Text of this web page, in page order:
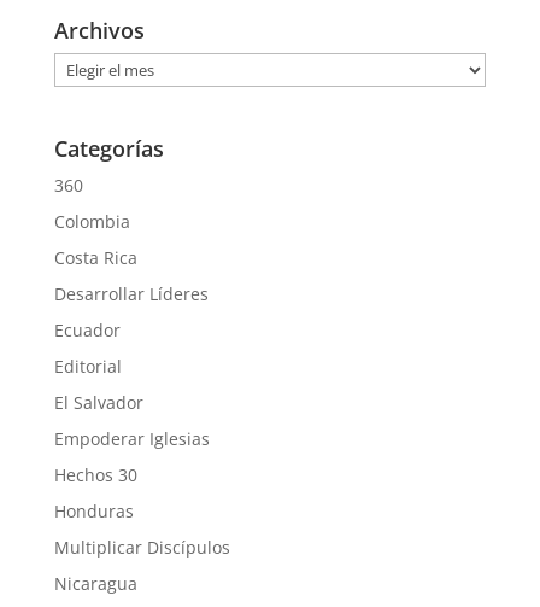
Archivos
Archivos
Categorías
360
Colombia
Costa Rica
Desarrollar Líderes
Ecuador
Editorial
El Salvador
Empoderar Iglesias
Hechos 30
Honduras
Multiplicar Discípulos
Nicaragua